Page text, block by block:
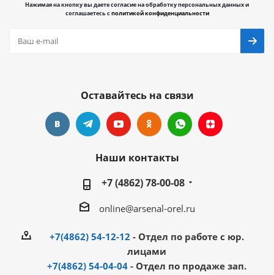
Нажимая на кнопку вы даете согласие на обработку персональных данных и
соглашаетесь сполитикой конфиденциальности
Оставайтесь на связи
Наши контакты
+7 (4862) 78-00-08
online@arsenal-orel.ru
+7(4862) 54-12-12 - Отдел по работе с юр.
лицами
+7(4862) 54-04-04 - Отдел по продаже зап.